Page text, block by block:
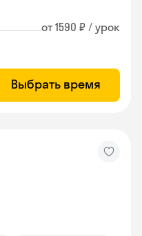
от 1590 ₽ / урок
Выбрать время